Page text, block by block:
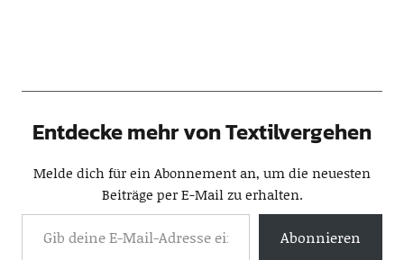
Entdecke mehr von Textilvergehen
Melde dich für ein Abonnement an, um die neuesten
Beiträge per E-Mail zu erhalten.
Abonnieren